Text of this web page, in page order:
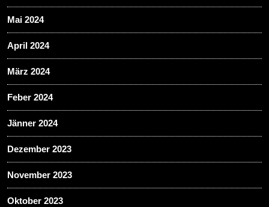
Mai 2024
April 2024
März 2024
Feber 2024
Jänner 2024
Dezember 2023
November 2023
Oktober 2023